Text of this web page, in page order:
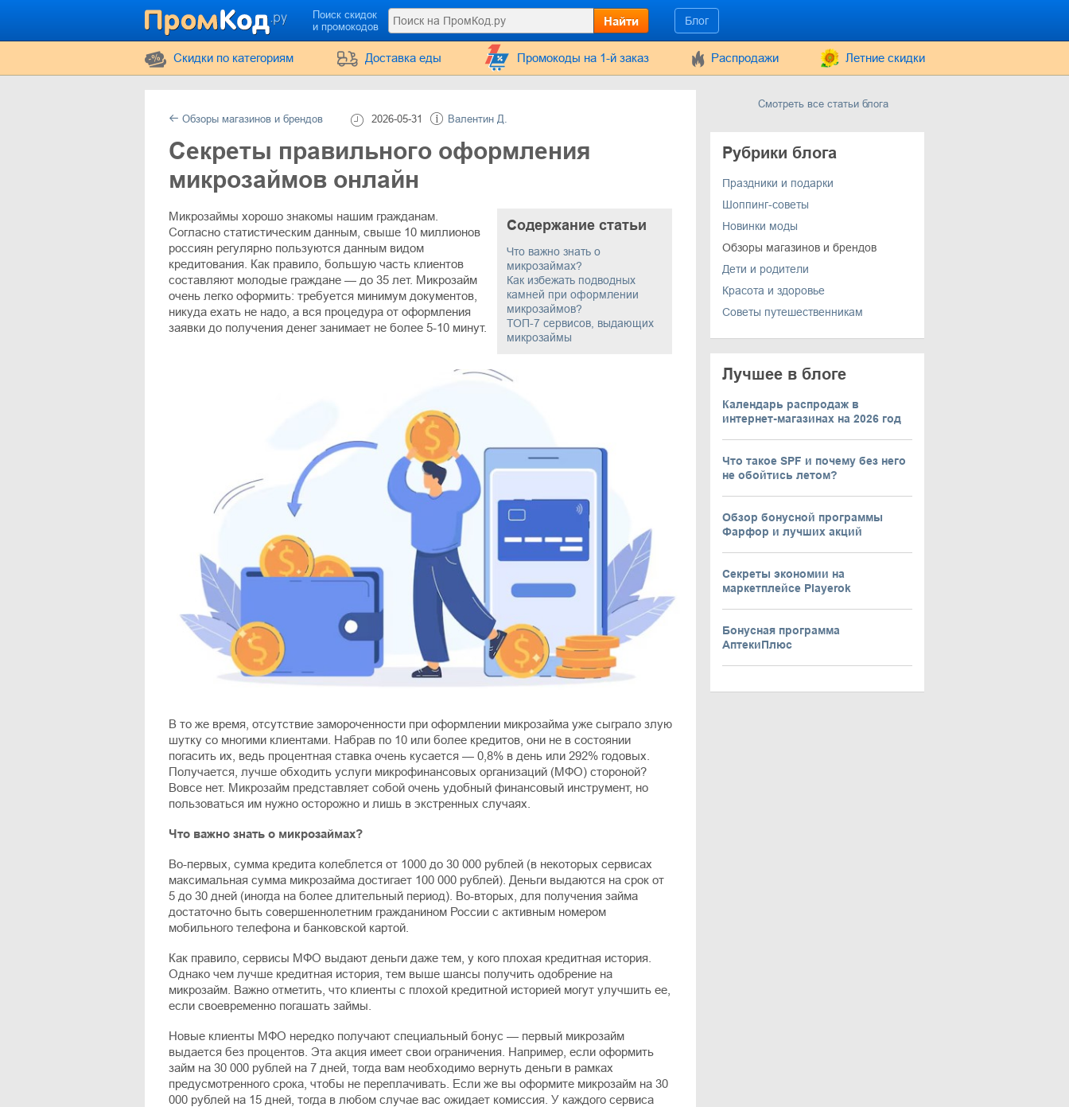
Поиск скидок
и промокодов
Найти Блог
Cкидки по категориям Доставка еды Промокоды на 1-й заказ Распродажи Летние скидки
Обзоры магазинов и брендов 2026-05-31 Валентин Д.
Секреты правильного оформления
микрозаймов онлайн
Содержание статьи
Что важно знать о
микрозаймах?
Как избежать подводных
камней при оформлении
микрозаймов?
ТОП-7 сервисов, выдающих
микрозаймы
Микрозаймы хорошо знакомы нашим гражданам.
Согласно статистическим данным, свыше 10 миллионов
россиян регулярно пользуются данным видом
кредитования. Как правило, большую часть клиентов
составляют молодые граждане — до 35 лет. Микрозайм
очень легко оформить: требуется минимум документов,
никуда ехать не надо, а вся процедура от оформления
заявки до получения денег занимает не более 5-10 минут.
В то же время, отсутствие замороченности при оформлении микрозайма уже сыграло злую
шутку со многими клиентами. Набрав по 10 или более кредитов, они не в состоянии
погасить их, ведь процентная ставка очень кусается — 0,8% в день или 292% годовых.
Получается, лучше обходить услуги микрофинансовых организаций (МФО) стороной?
Вовсе нет. Микрозайм представляет собой очень удобный финансовый инструмент, но
пользоваться им нужно осторожно и лишь в экстренных случаях.
Что важно знать о микрозаймах?
Во-первых, сумма кредита колеблется от 1000 до 30 000 рублей (в некоторых сервисах
максимальная сумма микрозайма достигает 100 000 рублей). Деньги выдаются на срок от
5 до 30 дней (иногда на более длительный период). Во-вторых, для получения займа
достаточно быть совершеннолетним гражданином России с активным номером
мобильного телефона и банковской картой.
Как правило, сервисы МФО выдают деньги даже тем, у кого плохая кредитная история.
Однако чем лучше кредитная история, тем выше шансы получить одобрение на
микрозайм. Важно отметить, что клиенты с плохой кредитной историей могут улучшить ее,
если своевременно погашать займы.
Новые клиенты МФО нередко получают специальный бонус — первый микрозайм
выдается без процентов. Эта акция имеет свои ограничения. Например, если оформить
займ на 30 000 рублей на 7 дней, тогда вам необходимо вернуть деньги в рамках
предусмотренного срока, чтобы не переплачивать. Если же вы оформите микрозайм на 30
000 рублей на 15 дней, тогда в любом случае вас ожидает комиссия. У каждого сервиса
Смотреть все статьи блога
Рубрики блога
Праздники и подарки
Шоппинг-советы
Новинки моды
Обзоры магазинов и брендов
Дети и родители
Красота и здоровье
Советы путешественникам
Лучшее в блоге
Календарь распродаж в
интернет-магазинах на 2026 год
Что такое SPF и почему без него
не обойтись летом?
Обзор бонусной программы
Фарфор и лучших акций
Секреты экономии на
маркетплейсе Playerok
Бонусная программа
АптекиПлюс